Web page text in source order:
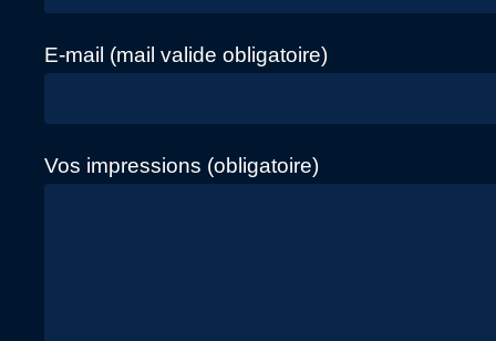
E-mail (mail valide obligatoire)
Vos impressions (obligatoire)